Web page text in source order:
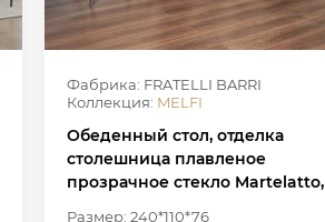
Фабрика: FRATELLI BARRI
Коллекция: MELFI
Обеденный стол, отделка
столешница плавленое
прозрачное стекло Martelatto,
Размер: 240*110*76